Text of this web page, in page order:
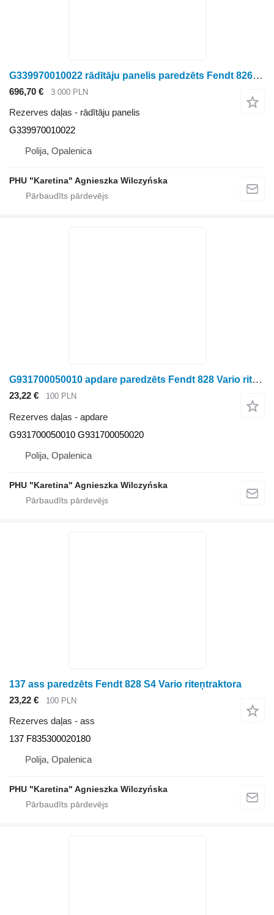
G339970010022 rādītāju panelis paredzēts Fendt 826 828 934 936 Vario riteņtraktora
696,70 € 3 000 PLN
Rezerves daļas - rādītāju panelis
G339970010022
Polija, Opalenica
PHU "Karetina" Agnieszka Wilczyńska
G931700050010 apdare paredzēts Fendt 828 Vario riteņtraktora
23,22 € 100 PLN
Rezerves daļas - apdare
G931700050010 G931700050020
Polija, Opalenica
PHU "Karetina" Agnieszka Wilczyńska
137 ass paredzēts Fendt 828 S4 Vario riteņtraktora
23,22 €
100 PLN
Rezerves daļas - ass
137 F835300020180
Polija, Opalenica
PHU "Karetina" Agnieszka Wilczyńska